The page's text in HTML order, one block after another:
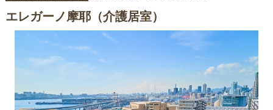
エレガーノ摩耶（介護居室）